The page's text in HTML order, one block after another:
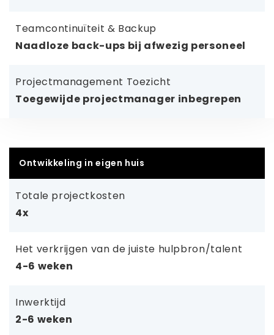
Teamcontinuïteit & Backup
Naadloze back-ups bij afwezig personeel
Projectmanagement Toezicht
Toegewijde projectmanager inbegrepen
Ontwikkeling in eigen huis
Totale projectkosten
4x
Het verkrijgen van de juiste hulpbron/talent
4-6 weken
Inwerktijd
2-6 weken